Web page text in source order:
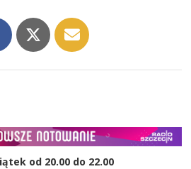
od 20.00 do 22.00